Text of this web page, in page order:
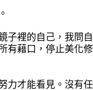
子裡的自己，我問
有藉口，停止美化
力才能看見。沒有